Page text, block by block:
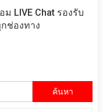
LIVE Chat รองรับ
ช่องทาง
สำหรับ: